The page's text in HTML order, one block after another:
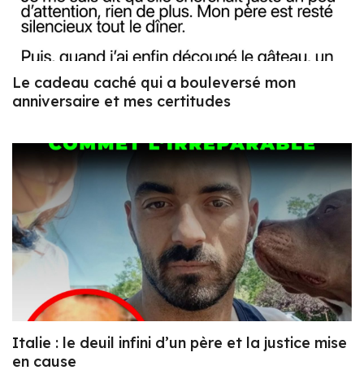
Le cadeau caché qui a bouleversé mon
anniversaire et mes certitudes
Italie : le deuil infini d’un père et la justice mise
en cause